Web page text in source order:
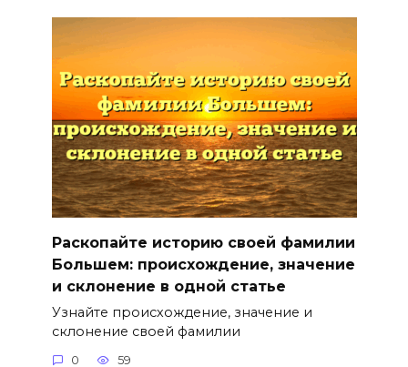
Раскопайте историю своей фамилии
Большем: происхождение, значение
и склонение в одной статье
Узнайте происхождение, значение и
склонение своей фамилии
0 59